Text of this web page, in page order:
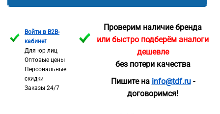
Войти в B2B-
кабинет
Для юр лиц
Оптовые цены
Персональные
скидки
Заказы 24/7
Проверим наличие бренда
или быстро подберём аналоги
дешевле
без потери качества
Пишите на info@tdf.ru-
договоримся!